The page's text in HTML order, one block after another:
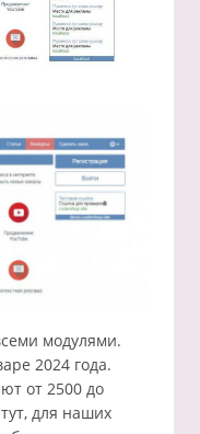
модулями.
2024 года.
от 2500 до
для наших